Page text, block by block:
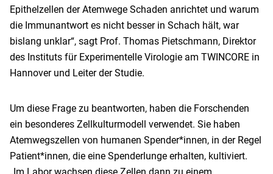
Epithelzellen der Atemwege Schaden anrichtet und warum
die Immunantwort es nicht besser in Schach hält, war
bislang unklar“, sagt Prof. Thomas Pietschmann, Direktor
des Instituts für Experimentelle Virologie am TWINCORE in
Hannover und Leiter der Studie.
Um diese Frage zu beantworten, haben die Forschenden
ein besonderes Zellkulturmodell verwendet. Sie haben
Atemwegszellen von humanen Spender*innen, in der Regel
Patient*innen, die eine Spenderlunge erhalten, kultiviert.